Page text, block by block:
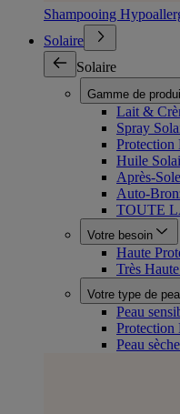
Shampooing
Solaire
Solaire
Gamme de
Lait &
Spray
Protection
Huile
Après-
Auto-
TOUTE
Votre besoin
Haute
Très
Votre type de
Peau
Protection
Peau